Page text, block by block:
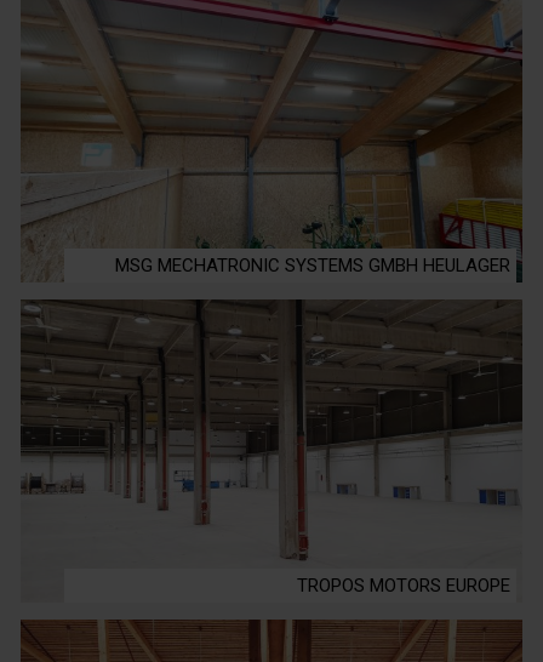
MSG MECHATRONIC SYSTEMS GMBH HEULAGER
TROPOS MOTORS EUROPE